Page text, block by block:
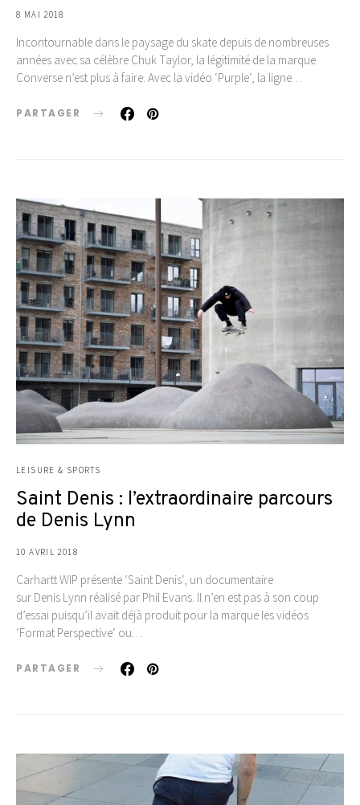
8 MAI 2018
Incontournable dans le paysage du skate depuis de nombreuses
années avec sa célèbre Chuk Taylor, la légitimité de la marque
Converse n’est plus à faire. Avec la vidéo ‘Purple‘, la ligne…
PARTAGER
LEISURE & SPORTS
Saint Denis : l’extraordinaire parcours
de Denis Lynn
10 AVRIL 2018
Carhartt WIP présente ‘Saint Denis‘, un documentaire
sur Denis Lynn réalisé par Phil Evans. Il n’en est pas à son coup
d’essai puisqu’il avait déjà produit pour la marque les vidéos
‘Format Perspective‘ ou…
PARTAGER